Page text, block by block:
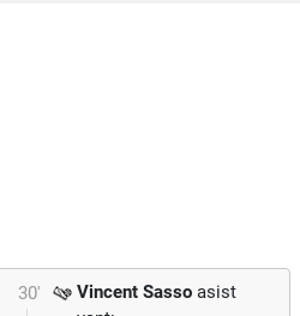
30' Vincent Sasso asist